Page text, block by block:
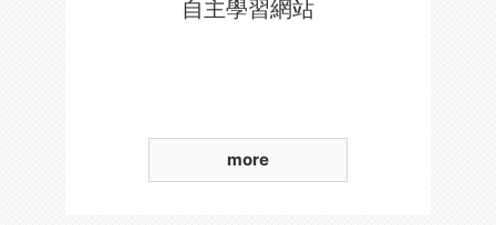
自主學習網站
more